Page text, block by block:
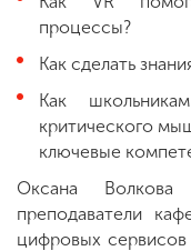
процессы?
Как сделать
Как
критического
ключевые
Оксана
преподаватели
цифровых